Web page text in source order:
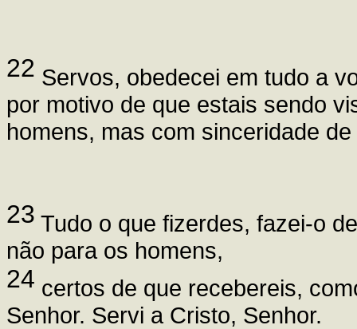
22 Servos, obedecei em tudo a
por motivo de que estais sendo
homens, mas com sinceridade
23 Tudo o que fizerdes, fazei-o
não para os homens,
24 certos de que recebereis,
Senhor. Servi a Cristo, Senhor.